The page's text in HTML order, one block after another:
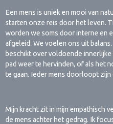
Een mens is uniek en mooi van
starten onze reis door het leven.
worden we soms door interne en
afgeleid. We voelen ons uit
beschikt over voldoende
pad weer te hervinden, of als het
te gaan. Ieder mens doorloopt zijn
Mijn kracht zit in mijn empathisch
de mens achter het gedrag. Ik